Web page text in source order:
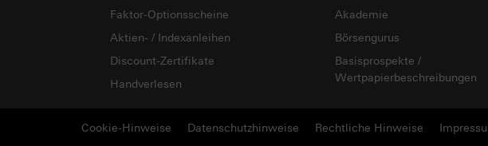
Faktor-Optionsscheine
Aktien- / Indexanleihen
Discount-Zertifikate
Handverlesen
Akademie
Börsengurus
Basisprospekte /
Wertpapierbeschreibungen
Cookie-Hinweise Datenschutzhinweise Rechtliche Hinweise